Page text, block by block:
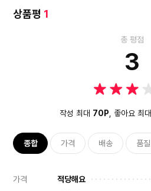
상품평 1
총 평점
3
작성 최대 70P, 좋아요 최대
종합 가격 배송 품질
가격 적당해요